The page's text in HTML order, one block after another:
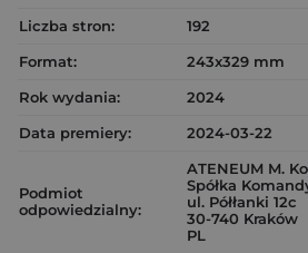
Liczba stron:
192
Format:
243x329 mm
Rok wydania:
2024
Data premiery:
2024-03-22
Podmiot
odpowiedzialny:
ATENEUM M.
Spółka
ul. Półłanki 12c
30-740 Kraków
PL